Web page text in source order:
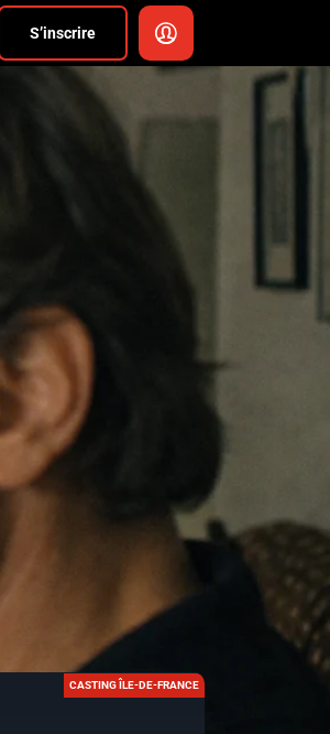
S’inscrire
CASTING ÎLE-DE-FRANCE